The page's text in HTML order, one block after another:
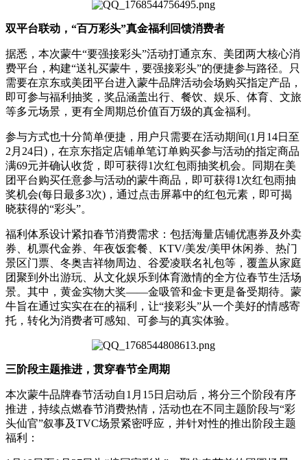
双平台联动，“百万彩头”真金福利回馈消费者
据悉，本次蒙牛“要强接彩头”活动打通京东、美团两大核心消
费平台，构建“送礼买蒙牛，要强接彩头”的便捷参与路径。只
需要在京东或美团平台进入蒙牛品牌活动会场购买指定产品，
即可参与福利抽奖，奖品涵盖出行、餐饮、娱乐、体育、文旅
等多元场景，更有全周期总价值百万级的真金福利。
参与方式也十分简单便捷，用户只需要在活动期间(1月14日至
2月24日)，在京东指定店铺单笔订单购买参与活动的指定商品
满69元并确认收货，即可获得1次红包雨抽奖机会。同期在美
团平台购买任意参与活动的蒙牛商品，即可获得1次红包雨抽
奖机会(每日最多3次)，通过点击屏幕中的红包元素，即可揭
晓获得的“彩头”。
福利体系设计紧扣春节消费需求：包括海量店铺优惠券及外卖
券、机票代金券、年夜饭套餐、KTV/美发/美甲休闲券、热门
景区门票、冬奥吉祥物周边、谷爱凌联名礼包等，覆盖从家庭
团聚到外出游玩、从文化娱乐到体育激情的全方位春节生活场
景。其中，黄金实物大奖——金吸管和金卡更是备受期待。蒙
牛旨在通过实实在在的福利，让“接彩头”从一个美好的情感寄
托，转化为消费者可感知、可参与的真实体验。
三阶段主题推进，贯穿春节全周期
本次蒙牛品牌春节活动自1月15日启动后，将分三个阶段有序
推进，持续点燃春节消费热情，活动也在不同主题阶段与“彩
头仙官”叙事及TVC场景紧密呼应，并针对性的推出阶段主题
福利：